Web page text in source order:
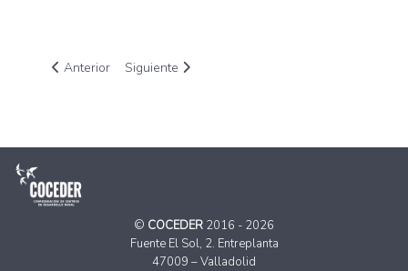
Artículo anterior: Inicia una nueva etapa de nuestros
Anterior Artículo siguiente: Las entidades socias de
Siguiente
© COCEDER 2016 - 2026
Fuente El Sol, 2. Entreplanta
47009 – Valladolid